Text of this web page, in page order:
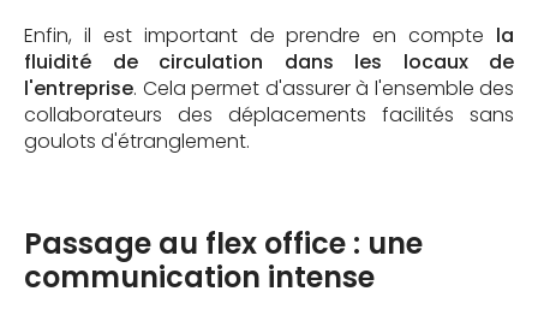
Enfin, il est important de prendre en compte la
fluidité de circulation dans les locaux de
l'entreprise. Cela permet d'assurer à l'ensemble des
collaborateurs des déplacements facilités sans
goulots d'étranglement.
Passage au flex office : une
communication intense